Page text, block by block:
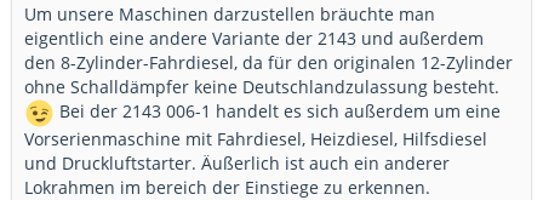
Um unsere Maschinen darzustellen bräuchte man
eigentlich eine andere Variante der 2143 und außerdem
den 8-Zylinder-Fahrdiesel, da für den originalen 12-Zylinder
ohne Schalldämpfer keine Deutschlandzulassung besteht.
Bei der 2143 006-1 handelt es sich außerdem um eine
Vorserienmaschine mit Fahrdiesel, Heizdiesel, Hilfsdiesel
und Druckluftstarter. Äußerlich ist auch ein anderer
Lokrahmen im bereich der Einstiege zu erkennen.